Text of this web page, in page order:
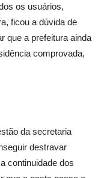
os usuários,
ficou a dúvida de
que a prefeitura ainda
comprovada,
da secretaria
destravar
continuidade dos